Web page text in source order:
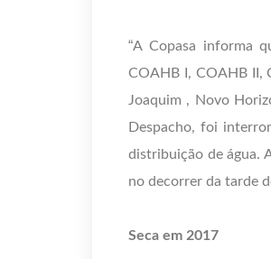
“A Copasa informa
COAHB I, COAHB II,
Joaquim , Novo
Despacho, foi
distribuição de água.
no decorrer da tarde
Seca em 2017